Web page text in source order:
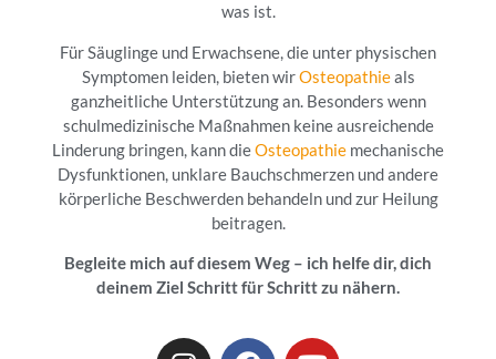
was ist.
Für Säuglinge und Erwachsene, die unter physischen
Symptomen leiden, bieten wirOsteopathieals
ganzheitliche Unterstützung an. Besonders wenn
schulmedizinische Maßnahmen keine ausreichende
Linderung bringen, kann dieOsteopathie mechanische
Dysfunktionen, unklare Bauchschmerzen und andere
körperliche Beschwerden behandeln und zur Heilung
beitragen.
Begleite mich auf diesem Weg – ich helfe dir, dich
deinem Ziel Schritt für Schritt zu nähern.